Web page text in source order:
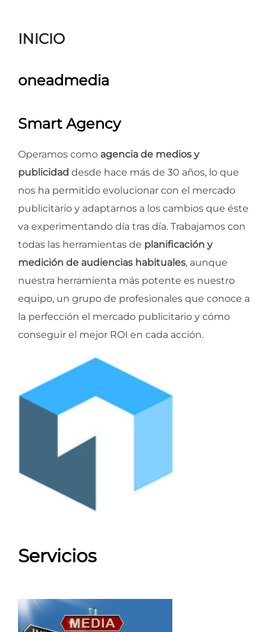
INICIO
oneadmedia
Smart Agency
Operamos como agencia de medios y
publicidad desde hace más de 30 años, lo que
nos ha permitido evolucionar con el mercado
publicitario y adaptarnos a los cambios que éste
va experimentando día tras día. Trabajamos con
todas las herramientas de planificación y
medición de audiencias habituales, aunque
nuestra herramienta más potente es nuestro
equipo, un grupo de profesionales que conoce a
la perfección el mercado publicitario y cómo
conseguir el mejor ROI en cada acción.
Servicios